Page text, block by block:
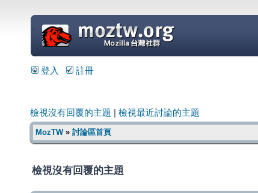
=
登入 註冊
檢視沒有回覆的主題 檢視最近討論的主題
MozTW» 討論區首頁
檢視沒有回覆的主題